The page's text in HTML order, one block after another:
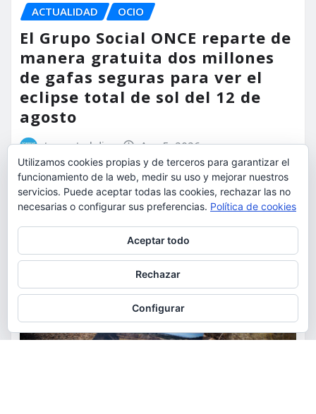
ACTUALIDAD OCIO
El Grupo Social ONCE reparte de
manera gratuita dos millones
de gafas seguras para ver el
eclipse total de sol del 12 de
agosto
torrent al dia Ago 5, 2026
Utilizamos cookies propias y de terceros para garantizar el
funcionamiento de la web, medir su uso y mejorar nuestros
servicios. Puede aceptar todas las cookies, rechazar las no
necesarias o configurar sus preferencias. Política de cookies
Aceptar todo
Rechazar
Configurar
Para obtener más información, incluido cómo gestionar las cookies,